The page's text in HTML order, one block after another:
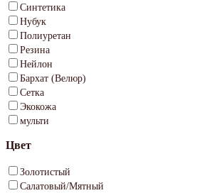
Синтетика
Нубук
Полиуретан
Резина
Нейлон
Бархат (Велюр)
Сетка
Экокожа
мульти
Цвет
Золотистый
Салатовый/Мятный